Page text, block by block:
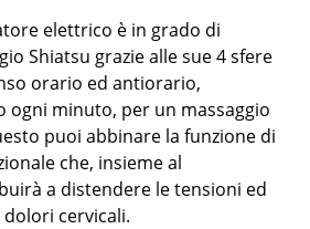
elettrico è in grado di
Shiatsu grazie alle sue 4 sfere
orario ed antiorario,
ogni minuto, per un massaggio
puoi abbinare la funzione di
che, insieme al
a distendere le tensioni ed
cervicali.